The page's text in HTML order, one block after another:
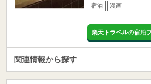
宿泊 漫画
楽天トラベルの宿泊
関連情報から探す